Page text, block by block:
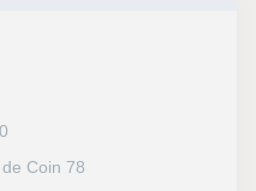
B1 PET, Repaso
Ciclos
Coin 78